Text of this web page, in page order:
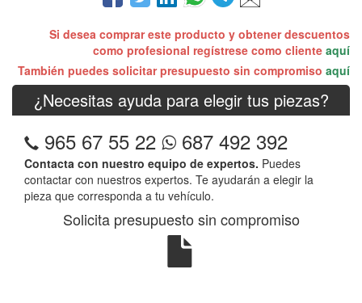
Si desea comprar este producto y obtener descuentos
como profesional regístrese como cliente aquí
También puedes solicitar presupuesto sin compromiso aquí
¿Necesitas ayuda para elegir tus piezas?
965 67 55 22 687 492 392
Contacta con nuestro equipo de expertos. Puedes
contactar con nuestros expertos. Te ayudarán a elegir la
pieza que corresponda a tu vehículo.
Solicita presupuesto sin compromiso